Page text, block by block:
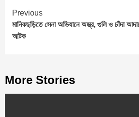
Continue
Reading
Previous
মানিকছড়িতে সেনা অভিযানে অস্ত্র, গুলি ও চাঁদা
আটক
More Stories